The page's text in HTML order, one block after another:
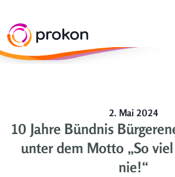
2. Mai 2024
10 Jahre Bündnis
unter dem Motto „So
nie!“